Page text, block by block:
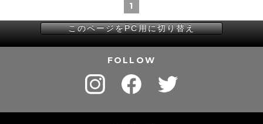
1
FOLLOW
このページをPC用に切り替え